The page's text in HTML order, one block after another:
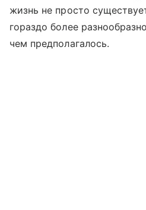
жизнь не просто
гораздо более
чем предполагалось.